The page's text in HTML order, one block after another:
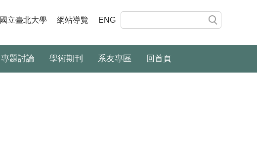
國立臺北大學 網站導覽 ENG
專題討論 學術期刊 系友專區 回首頁